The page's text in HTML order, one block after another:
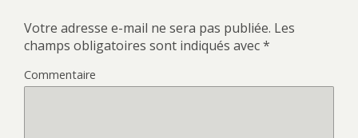
Votre adresse e-mail ne sera pas publiée. Les
champs obligatoires sont indiqués avec*
Commentaire